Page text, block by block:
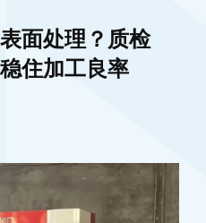
面处理？质检
住加工良率